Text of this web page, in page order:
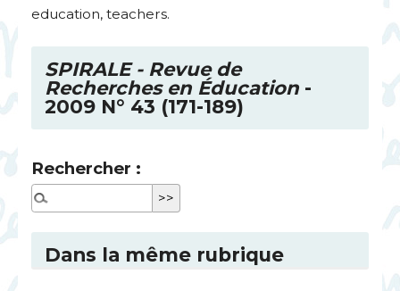
education, teachers.
SPIRALE- Revue de
Recherches en Éducation -
2009 N° 43 (171-189)
Rechercher :
Dans la même rubrique